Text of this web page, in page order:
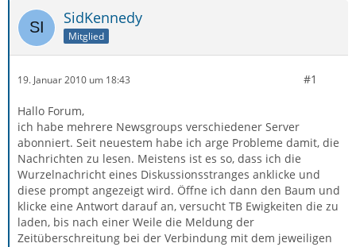
SidKennedy
Mitglied
19. Januar 2010 um 18:43 #1
Hallo Forum,
ich habe mehrere Newsgroups verschiedener Server
abonniert. Seit neuestem habe ich arge Probleme damit, die
Nachrichten zu lesen. Meistens ist es so, dass ich die
Wurzelnachricht eines Diskussionsstranges anklicke und
diese prompt angezeigt wird. Öffne ich dann den Baum und
klicke eine Antwort darauf an, versucht TB Ewigkeiten die zu
laden, bis nach einer Weile die Meldung der
Zeitüberschreitung bei der Verbindung mit dem jeweiligen